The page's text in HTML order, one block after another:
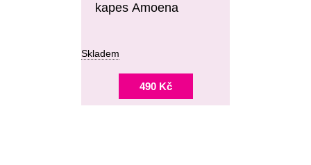
kapes Amoena
Skladem
490 Kč